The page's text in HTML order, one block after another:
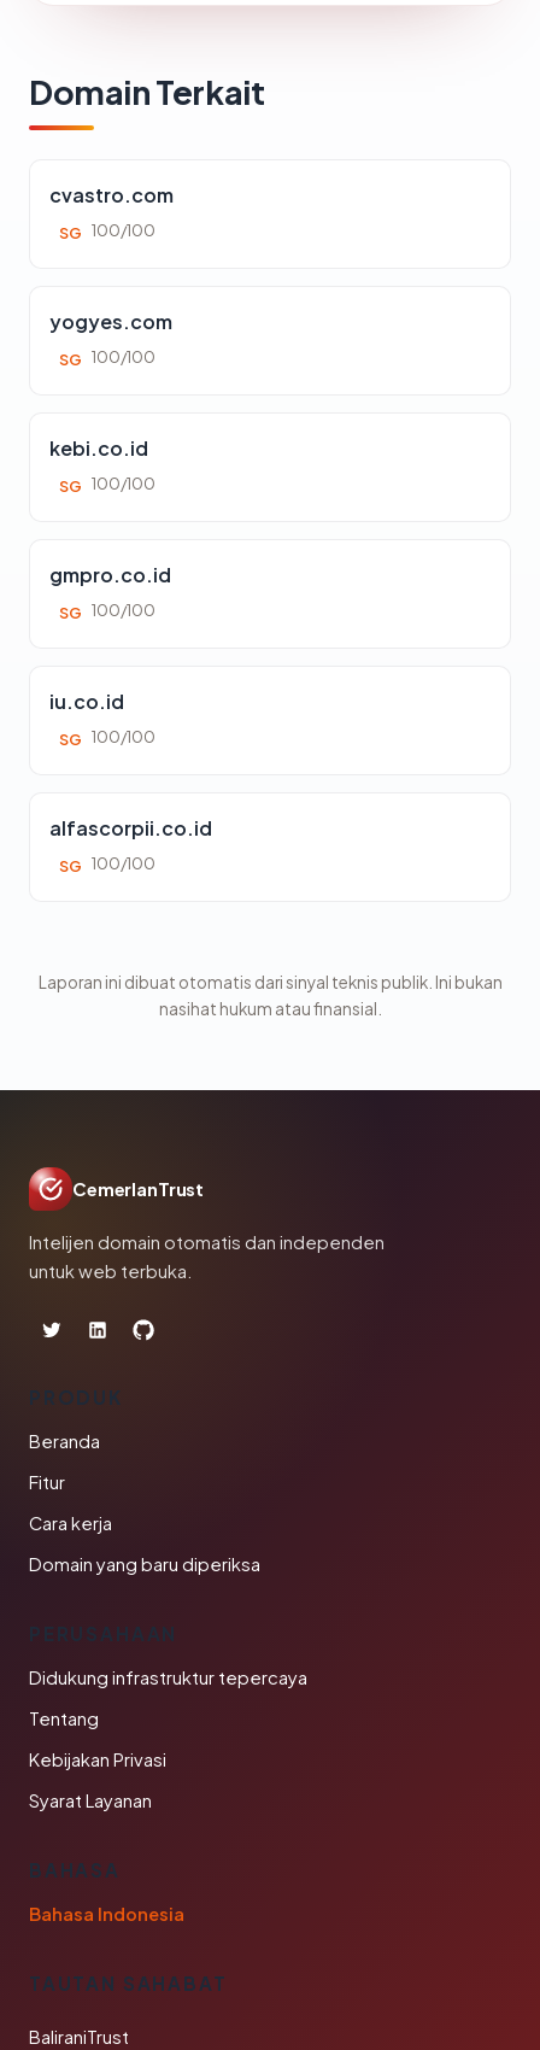
Domain Terkait
cvastro.com
SG 100/100
yogyes.com
SG 100/100
kebi.co.id
SG 100/100
gmpro.co.id
SG 100/100
iu.co.id
SG 100/100
alfascorpii.co.id
SG 100/100
Laporan ini dibuat otomatis dari sinyal teknis publik. Ini bukan
nasihat hukum atau finansial.
CemerlanTrust
Intelijen domain otomatis dan independen
untuk web terbuka.
PRODUK
Beranda
Fitur
Cara kerja
Domain yang baru diperiksa
PERUSAHAAN
Didukung infrastruktur tepercaya
Tentang
Kebijakan Privasi
Syarat Layanan
BAHASA
Bahasa Indonesia
TAUTAN SAHABAT
BaliraniTrust